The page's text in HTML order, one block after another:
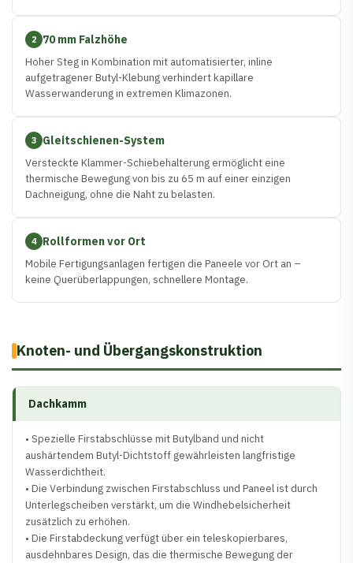
2 70 mm Falzhöhe
Hoher Steg in Kombination mit automatisierter, inline
aufgetragener Butyl-Klebung verhindert kapillare
Wasserwanderung in extremen Klimazonen.
3 Gleitschienen-System
Versteckte Klammer-Schiebehalterung ermöglicht eine
thermische Bewegung von bis zu 65 m auf einer einzigen
Dachneigung, ohne die Naht zu belasten.
4 Rollformen vor Ort
Mobile Fertigungsanlagen fertigen die Paneele vor Ort an –
keine Querüberlappungen, schnellere Montage.
Knoten- und Übergangskonstruktion
Dachkamm
• Spezielle Firstabschlüsse mit Butylband und nicht
aushärtendem Butyl-Dichtstoff gewährleisten langfristige
Wasserdichtheit.
• Die Verbindung zwischen Firstabschluss und Paneel ist durch
Unterlegscheiben verstärkt, um die Windhebelsicherheit
zusätzlich zu erhöhen.
• Die Firstabdeckung verfügt über ein teleskopierbares,
ausdehnbares Design, das die thermische Bewegung der